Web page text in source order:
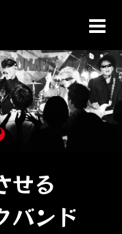
せる
バンド